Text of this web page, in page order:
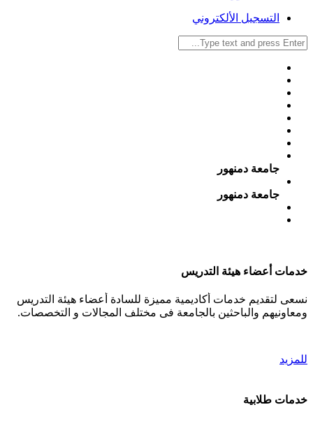
التسجيل الألكتروني
جامعة دمنهور
جامعة دمنهور
خدمات أعضاء هيئة التدريس
نسعى لتقديم خدمات أكاديمية مميزة للسادة أعضاء هيئة التدريس
ومعاونيهم والباحثين بالجامعة فى مختلف المجالات و التخصصات.
للمزيد
خدمات طلابية